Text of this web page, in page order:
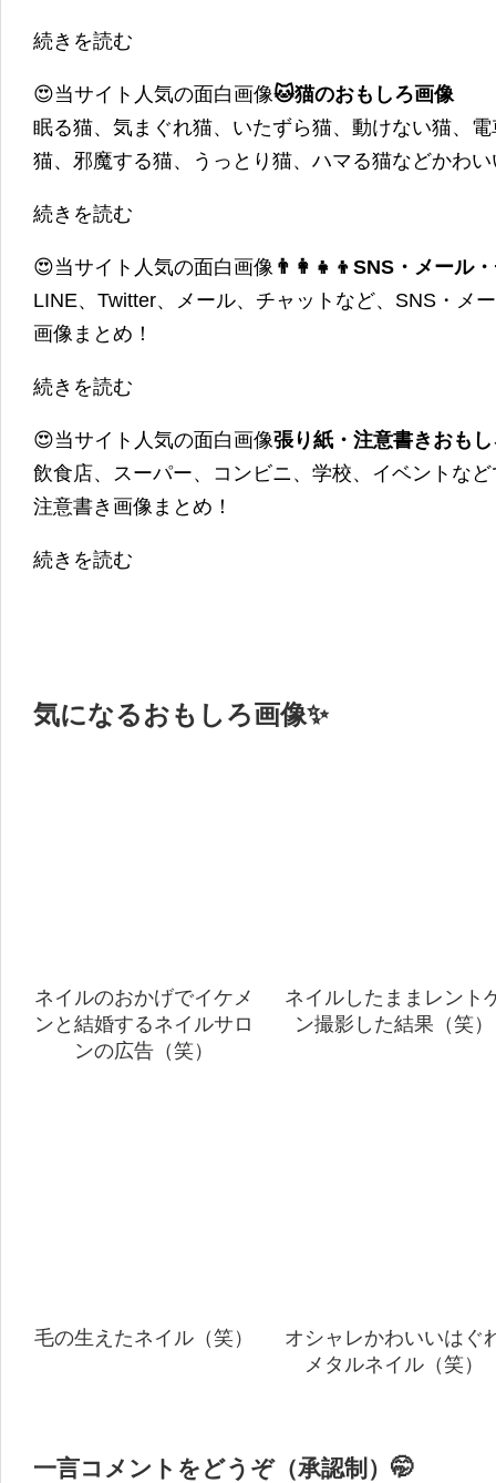
続きを読む
😍当サイト人気の面白画像🐱猫のおもしろ画像
眠る猫、気まぐれ猫、いたずら猫、動けない猫、
猫、邪魔する猫、うっとり猫、ハマる猫などかわ
続きを読む
😍当サイト人気の面白画像 👨‍👩‍👧‍👦SNS・メール
LINE、Twitter、メール、チャットなど、SNS・メ
画像まとめ！
続きを読む
😍当サイト人気の面白画像張り紙・注意書きおも
飲食店、スーパー、コンビニ、学校、イベントな
注意書き画像まとめ！
続きを読む
気になるおもしろ画像✨
ネイルのおかげでイケメ
ンと結婚するネイルサロ
ンの広告（笑）
ネイルしたままレント
ン撮影した結果（笑）
毛の生えたネイル（笑）
オシャレかわいいはぐ
メタルネイル（笑）
一言コメントをどうぞ（承認制）🤭